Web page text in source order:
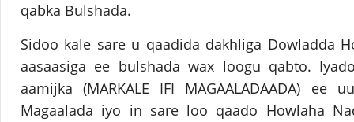
qabka Bulshada.
Sidoo kale sare u qaadida dakhliga Dowladda
aasaasiga ee bulshada wax loogu qabto.
aamijka (MARKALE IFI MAGAALADAADA) ee
Magaalada iyo in sare loo qaado Howlaha